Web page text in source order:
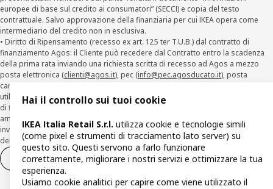
europee di base sul credito ai consumatori” (SECCI) e copia del testo
contrattuale. Salvo approvazione della finanziaria per cui IKEA opera come
intermediario del credito non in esclusiva.
• Diritto di Ripensamento (recesso ex art. 125 ter T.U.B.) dal contratto di
finanziamento Agos: il Cliente può recedere dal Contratto entro la scadenza
della prima rata inviando una richiesta scritta di recesso ad Agos a mezzo
posta elettronica (clienti@agos.it), pec (info@pec.agosducato.it), posta
cartacea (Viale Fulvio Testi, 280 - 20126 Milano) e per via telematica –
utilizzando la funzionalità sul sitowww.agos.it(“Recesso”) - anche per richieste
di finanziamento effettuate con canali a distanza. In caso di pre-
ammortamento, la comunicazione di recesso da parte del Cliente deve essere
inviata, con le modalità di cui sopra entro 30 giorni dalla data di accettazione
della richiesta di finanziamento.
Diritto di recesso
Diritto di recesso per i servizi
Hai il controllo sui tuoi cookie
IKEA Italia Retail S.r.l. utilizza cookie e tecnologie simili
(come pixel e strumenti di tracciamento lato server) su
questo sito. Questi servono a farlo funzionare
correttamente, migliorare i nostri servizi e ottimizzare la tua
esperienza.
Usiamo cookie analitici per capire come viene utilizzato il